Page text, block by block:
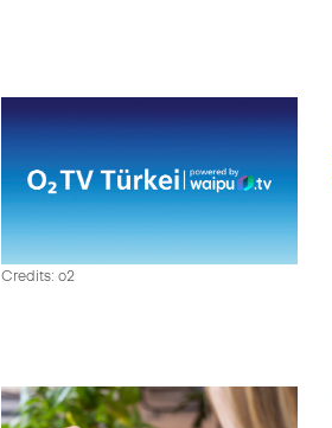
Credits: o2